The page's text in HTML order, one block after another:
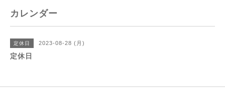
カレンダー
定休日 2023-08-28 (月)
定休日